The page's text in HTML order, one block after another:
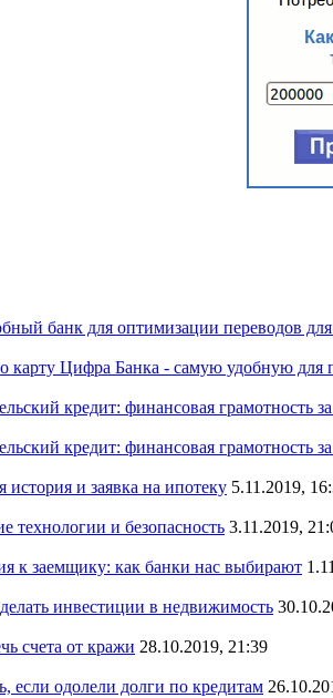
банк для оптимизации переводов
карту Цифра Банка - самую удобную для
кредит: финансовая грамотность
кредит: финансовая грамотность
история и заявка на ипотеку 5.11.2019,
технологии и безопасность 3.11.2019,
к заемщику: как банки нас выбирают
инвестиции в недвижимость
счета от кражи 28.10.2019, 21:39
если одолели долги по кредитам